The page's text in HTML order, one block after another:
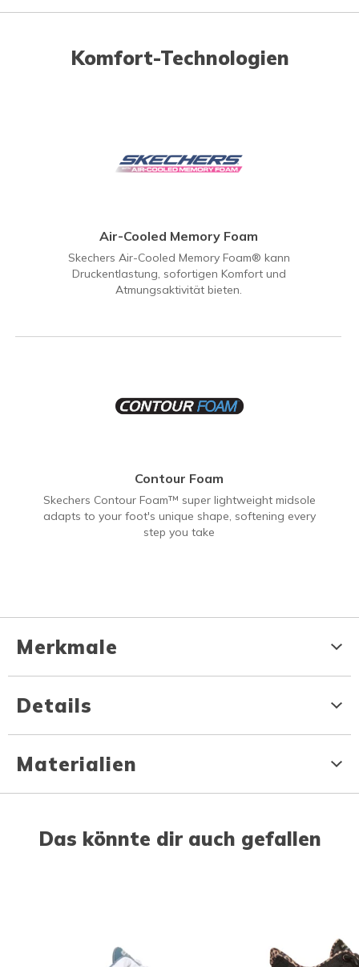
Komfort-Technologien
Air-Cooled Memory Foam
Skechers Air-Cooled Memory Foam® kann
Druckentlastung, sofortigen Komfort und
Atmungsaktivität bieten.
Contour Foam
Skechers Contour Foam™ super lightweight midsole
adapts to your foot's unique shape, softening every
step you take
Merkmale
Details
Materialien
Das könnte dir auch gefallen